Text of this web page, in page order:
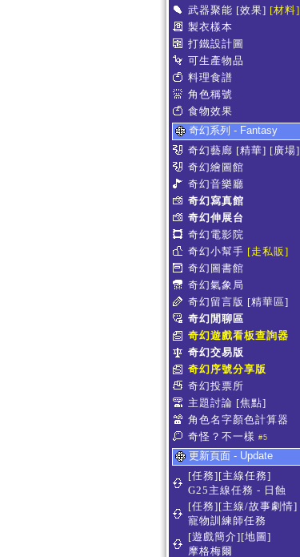
武器聚能 [效果] [材料]
製衣樣本
打鐵設計圖
可生產物品
料理食譜
角色稱號
食物效果
奇幻系列 - Fantasy
奇幻藝廊 [精華] [廣場]
奇幻繪圖館
奇幻音樂廳
奇幻寫真館
奇幻伸展台
奇幻電影院
奇幻小幫手 [走私販]
奇幻圖書館
奇幻氣象局
奇幻留言版 [精華區]
奇幻閒聊區
奇幻遊戲看板查詢器
奇幻交易版
奇幻序號分享版
奇幻投票所
主題討論 [焦點]
角色名字顏色計算器
奇怪？不一樣 #5
更新頁面 - Update
[任務][主線任務]
G25主線任務 - 日蝕
[任務][主線/故事劇情]
寵物訓練師任務
[遊戲簡介][地圖]
摩格梅爾